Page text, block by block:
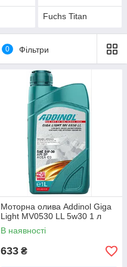
Fuchs Titan
0 Фільтри
Моторна олива Addinol Giga
Light MV0530 LL 5w30 1 л
В наявності
633 ₴